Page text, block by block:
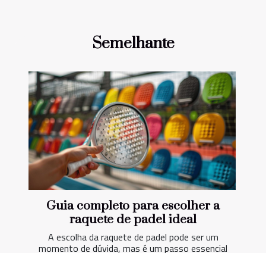
Semelhante
Guia completo para escolher a
raquete de padel ideal
A escolha da raquete de padel pode ser um
momento de dúvida, mas é um passo essencial